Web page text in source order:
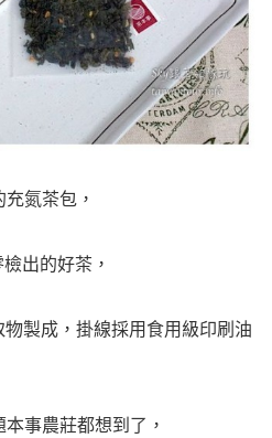
氮茶包，
出的好茶，
製成，掛線採用食用級印刷油
事農莊都想到了，